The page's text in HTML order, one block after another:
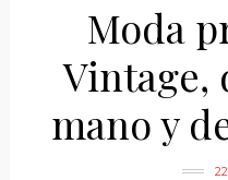
Moda
Vintage,
mano y